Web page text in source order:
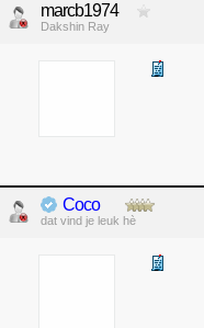
marcb1974
Dakshin Ray
Coco
dat vind je leuk hè